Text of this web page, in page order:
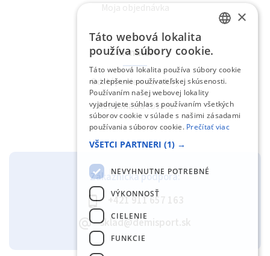
Zákaznícka podpora:
+421 911 657 163
sklad@demisport.sk
Moja objednávka
Formuláre
Odstúpenie od zmluvy
Reklamácia tovaru
×
Táto webová lokalita
používa súbory cookie.
Táto webová lokalita používa súbory cookie
na zlepšenie používateľskej skúsenosti.
Používaním našej webovej lokality
vyjadrujete súhlas s používaním všetkých
súborov cookie v súlade s našimi zásadami
používania súborov cookie. Prečítať viac
VŠETCI PARTNERI (1) →
NEVYHNUTNE POTREBNÉ
VÝKONNOSŤ
CIELENIE
FUNKCIE